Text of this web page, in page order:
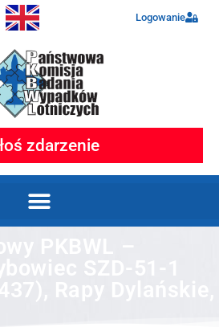
narzędzi
Logowanie
zdarzenie
SZD-51-1
Rapy Dylańskie,